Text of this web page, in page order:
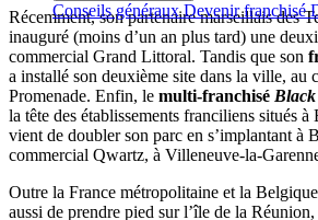
Conseils généraux Devenir franchisé
Récemment, son partenaire marseillais des
inauguré (moins d’un an plus tard) une
commercial Grand Littoral. Tandis que son
a installé son deuxième site dans la ville, au
Promenade. Enfin, le multi-franchisé
la tête des établissements franciliens situés
vient de doubler son parc en s’implantant à
commercial Qwartz, à Villeneuve-la-
Outre la France métropolitaine et la
aussi de prendre pied sur l’île de la